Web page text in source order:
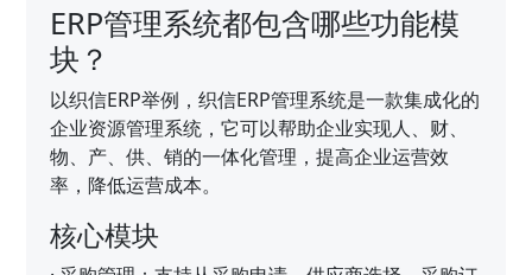
ERP管理系统都包含哪些功能模
块？
以织信ERP举例，织信ERP管理系统是一款集成化的
企业资源管理系统，它可以帮助企业实现人、财、
物、产、供、销的一体化管理，提高企业运营效
率，降低运营成本。
核心模块